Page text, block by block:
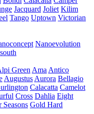
Jacquard Joliet Kilim
Tango Uptown Victorian
Nanoevolution
south
Green Ama Antico
Augustus Aurora Bellagio
Calacatta Camelot
Cross Dahlia Eight
Seasons Gold Hard